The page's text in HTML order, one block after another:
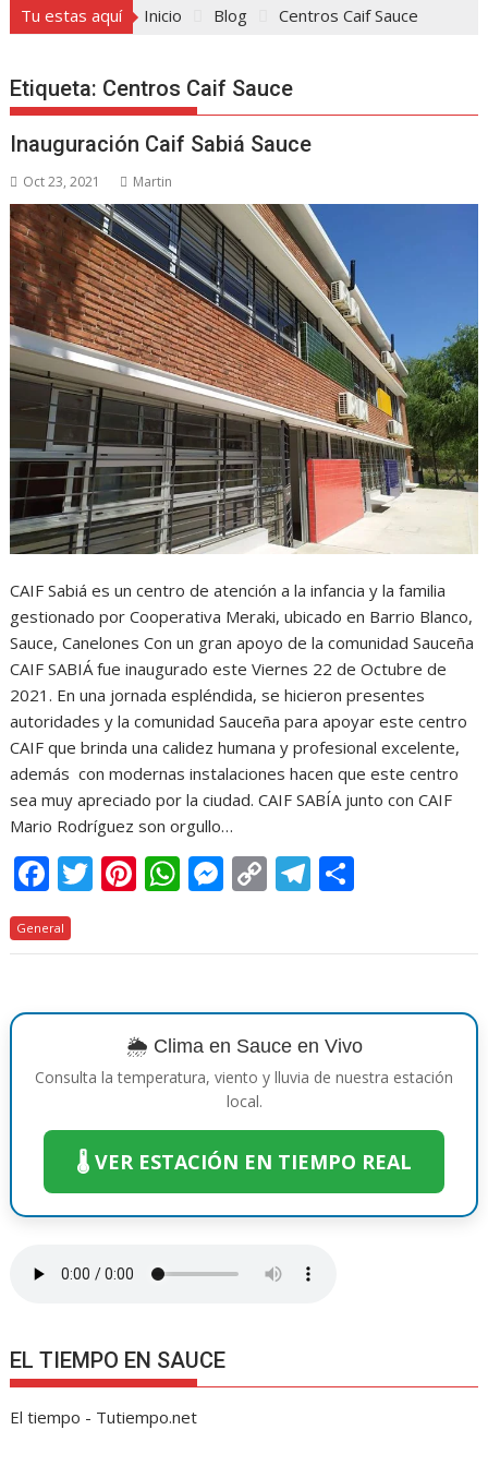
Tu estas aquí Inicio Blog Centros Caif Sauce
Etiqueta: Centros Caif Sauce
Inauguración Caif Sabiá Sauce
Oct 23, 2021 Martin
CAIF Sabiá es un centro de atención a la infancia y la familia
gestionado por Cooperativa Meraki, ubicado en Barrio Blanco,
Sauce, Canelones Con un gran apoyo de la comunidad Sauceña
CAIF SABIÁ fue inaugurado este Viernes 22 de Octubre de
2021. En una jornada espléndida, se hicieron presentes
autoridades y la comunidad Sauceña para apoyar este centro
CAIF que brinda una calidez humana y profesional excelente,
además con modernas instalaciones hacen que este centro
sea muy apreciado por la ciudad. CAIF SABÍA junto con CAIF
Mario Rodríguez son orgullo…
F
ac
e
o
k
T
itt
Pi
er
st
W
at
A
p
p
M
ss
n
g
er
C
p
Li
n
k
T
e
a
m
m
ar
ti
r
General
🌦️ Clima en Sauce en Vivo
Consulta la temperatura, viento y lluvia de nuestra estación
local.
🌡️ VER ESTACIÓN EN TIEMPO REAL
EL TIEMPO EN SAUCE
El tiempo - Tutiempo.net